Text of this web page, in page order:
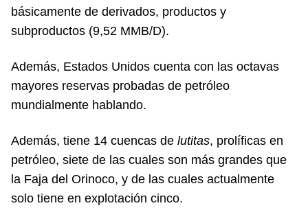
básicamente de derivados, productos y
subproductos (9,52 MMB/D).
Además, Estados Unidos cuenta con las octavas
mayores reservas probadas de petróleo
mundialmente hablando.
Además, tiene 14 cuencas de lutitas, prolíficas en
petróleo, siete de las cuales son más grandes que
la Faja del Orinoco, y de las cuales actualmente
solo tiene en explotación cinco.